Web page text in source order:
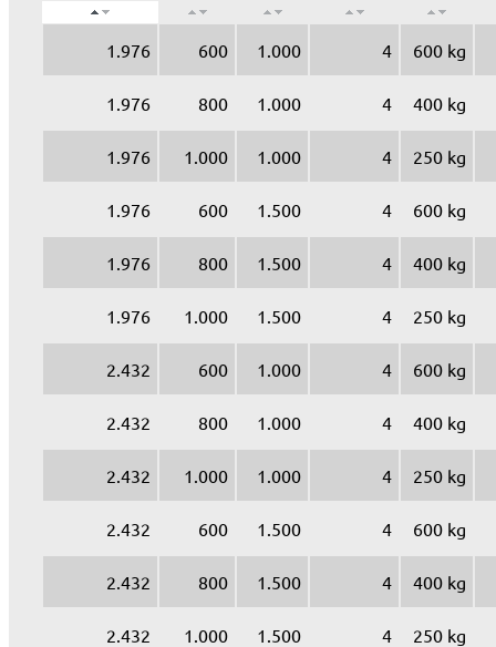
1.976 600 1.000 4 600 kg
1.976 800 1.000 4 400 kg
1.976 1.000 1.000 4 250 kg
1.976 600 1.500 4 600 kg
1.976 800 1.500 4 400 kg
1.976 1.000 1.500 4 250 kg
2.432 600 1.000 4 600 kg
2.432 800 1.000 4 400 kg
2.432 1.000 1.000 4 250 kg
2.432 600 1.500 4 600 kg
2.432 800 1.500 4 400 kg
2.432 1.000 1.500 4 250 kg